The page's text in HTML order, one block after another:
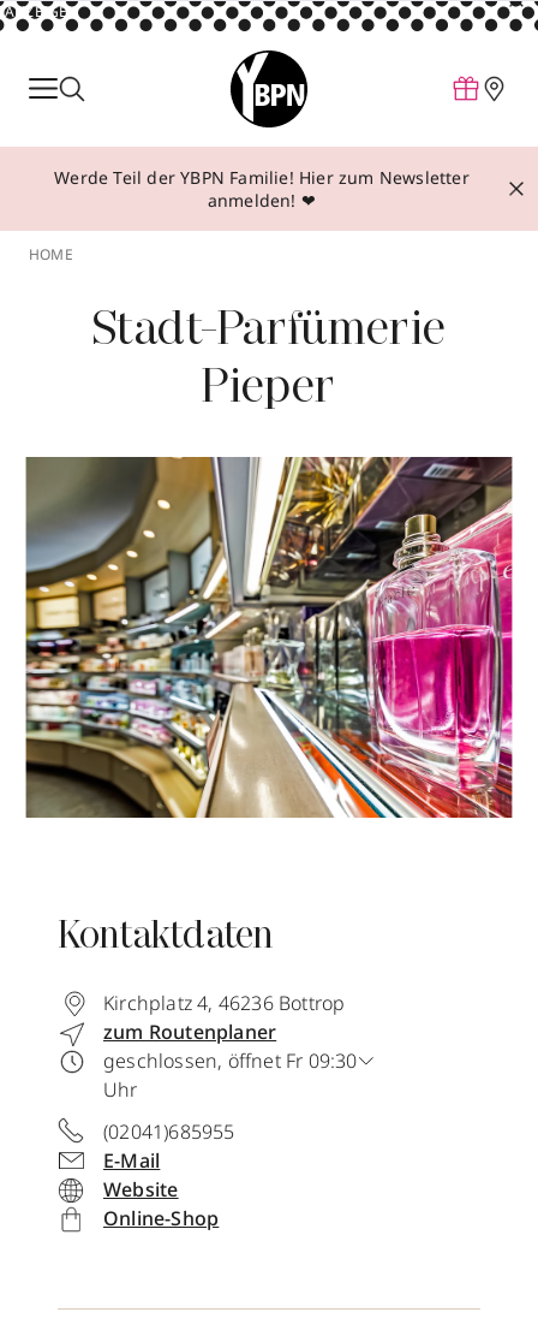
ANZEIGE
Parfum
Make-up
Behandlungen
Über YBPN
Werde Teil der YBPN Familie! Hier zum Newsletter
anmelden! ❤
HOME
Stadt-Parfümerie
Pieper
Kontaktdaten
Kirchplatz 4, 46236 Bottrop
zum Routenplaner
geschlossen, öffnet Fr 09:30
Uhr
(02041)685955
E-Mail
Website
Online-Shop